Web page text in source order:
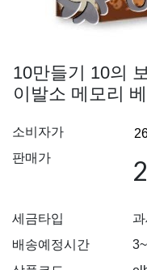
10만들기 10의
이발소 메모리
소비자가
판매가
세금타입
과
배송예정시간